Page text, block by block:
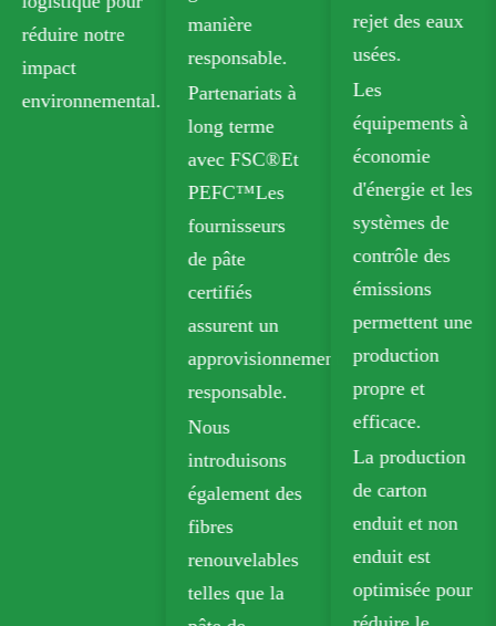
manière
responsable.
Partenariats à
rejet des eaux
usées.
Les
équipements à
économie
d'énergie et les
systèmes de
contrôle des
émissions
permettent une
production
propre et
efficace.
La production
de carton
enduit et non
enduit est
optimisée pour
alimentaires.
Nos options
recyclables
comprennent
la boîte pliante
(FBB) et la
planche en
ivoire pour un
emballage
durable.
Le papier kraft
biodégradable
est largement
utilisé dans les
emballages à
emporter,
d'épicerie et de
vente au